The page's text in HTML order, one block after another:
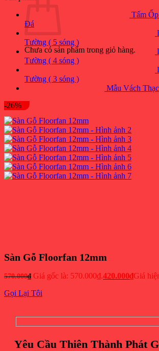
Chưa có sản phẩm trong giỏ hàng.
Tấm
Đá
Tường ( 5 sóng )
Tường ( 4 sóng )
Tường ( 3 sóng )
Mẫu Vách
-26%
Sàn Gỗ Floorfan 12mm
570.000₫ Giá gốc là: 570.000₫.420.000₫Giá
Gọi Lại Tôi
Yêu Cầu Thiên Thành Phát